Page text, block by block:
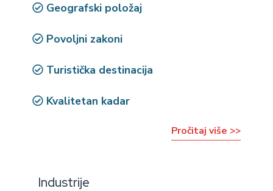
Geografski položaj
Povoljni zakoni
Turistička destinacija
Kvalitetan kadar
Pročitaj više >>
Industrije